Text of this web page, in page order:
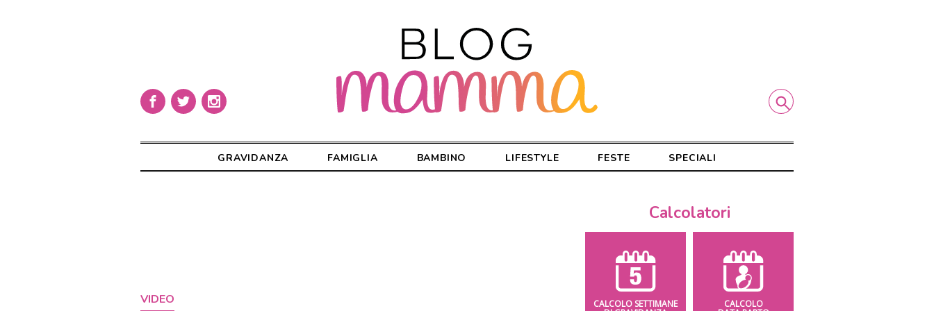
GRAVIDANZA FAMIGLIA BAMBINO LIFESTYLE FESTE SPECIALI
VIDEO
Calcolatori
CALCOLO SETTIMANE CALCOLO